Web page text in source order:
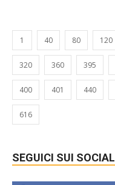
1 40 80 120
320 360 395
400 401 440
616
SEGUICI SUI SOCIAL